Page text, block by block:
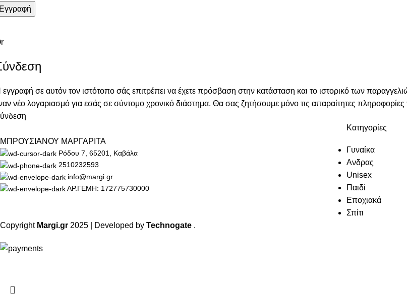
σε αυτόν τον ιστότοπο σάς επιτρέπει να έχετε πρόσβαση στην κατάσταση και το ιστορικό των
νέο λογαριασμό για εσάς σε σύντομο χρονικό διάστημα. Θα σας ζητήσουμε μόνο τις απαραίτητες πληροφορίες
ΜΠΡΟΥΣΙΑΝΟΥ ΜΑΡΓΑΡΙΤΑ
Ρόδου 7, 65201, Καβάλα
2510232593
info@margi.gr
ΑΡ.ΓΕΜΗ: 172775730000
Κατηγορίες
Γυναίκα
Ανδρας
Unisex
Παιδί
Εποχιακά
Σπίτι
Copyright Margi.gr 2025 | Developed by Technogate .